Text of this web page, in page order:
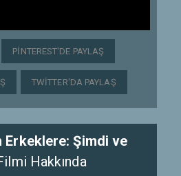
PINTEREST'DE PAYLAŞ
TWITTER'DA PAYLAŞ
Erkeklere: Şimdi ve
Hakkında